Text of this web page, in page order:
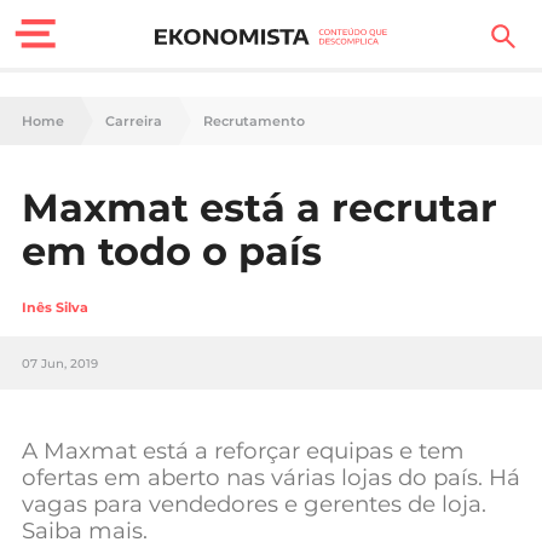
Finanças Pessoais
Carreira
Tecnologia
Negócios
Home Carreira Recrutamento
Maxmat está a recrutar
em todo o país
Inês Silva
07 Jun, 2019
A Maxmat está a reforçar equipas e tem
ofertas em aberto nas várias lojas do país. Há
vagas para vendedores e gerentes de loja.
Saiba mais.